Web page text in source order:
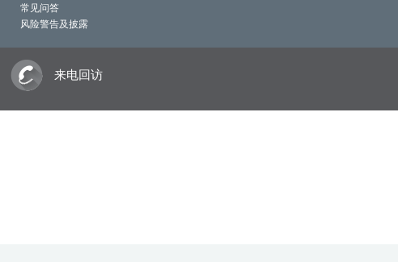
常见问答
风险警告及披露
来电回访